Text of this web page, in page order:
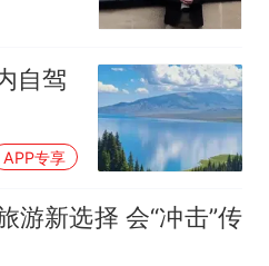
自驾
APP专享
游新选择 会“冲击”传